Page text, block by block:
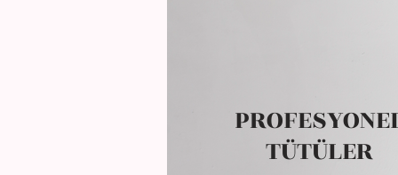
TÜTÜLER